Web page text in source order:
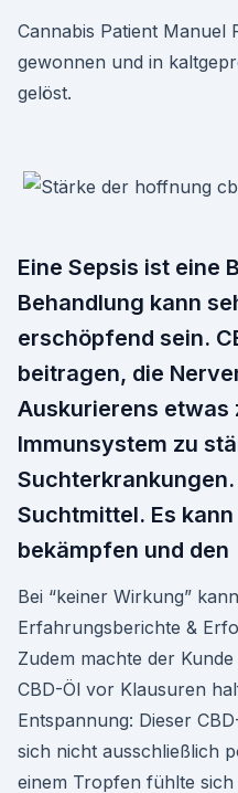
Cannabis Patient Manuel
gewonnen und in
gelöst.
Eine Sepsis ist eine
Behandlung kann
erschöpfend sein.
beitragen, die
Auskurierens etwas
Immunsystem zu
Suchtmittel. Es
bekämpfen und den
Bei “keiner Wirkung”
Erfahrungsberichte &
Zudem machte der
CBD-Öl vor Klausuren
Entspannung: Dieser
sich nicht ausschließlich
einem Tropfen fühlte